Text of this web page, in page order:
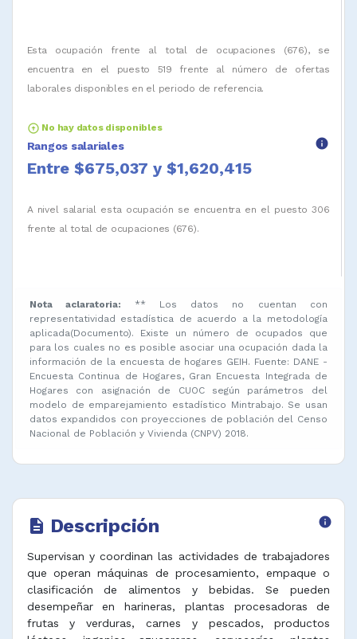
Esta ocupación frente al total de ocupaciones (676), se
encuentra en el puesto 519 frente al número de ofertas
laborales disponibles en el periodo de referencia.
arrow_circle_up No hay datos disponibles
Rangos salariales info
Entre $675,037 y $1,620,415
A nivel salarial esta ocupación se encuentra en el puesto 306
frente al total de ocupaciones (676).
Nota aclaratoria:
** Los datos no cuentan con
representatividad estadística de acuerdo a la metodología
aplicada(Documento). Existe un número de ocupados que
para los cuales no es posible asociar una ocupación dada la
información de la encuesta de hogares GEIH. Fuente: DANE -
Encuesta Continua de Hogares, Gran Encuesta Integrada de
Hogares con asignación de CUOC según parámetros del
modelo de emparejamiento estadístico Mintrabajo. Se usan
datos expandidos con proyecciones de población del Censo
Nacional de Población y Vivienda (CNPV) 2018.
description Descripción info
Supervisan y coordinan las actividades de trabajadores
que operan máquinas de procesamiento, empaque o
clasificación de alimentos y bebidas. Se pueden
desempeñar en harineras, plantas procesadoras de
frutas y verduras, carnes y pescados, productos